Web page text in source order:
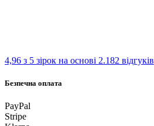
4,96 з 5 зірок на основі 2.182 відгуків
Безпечна оплата
PayPal
Stripe